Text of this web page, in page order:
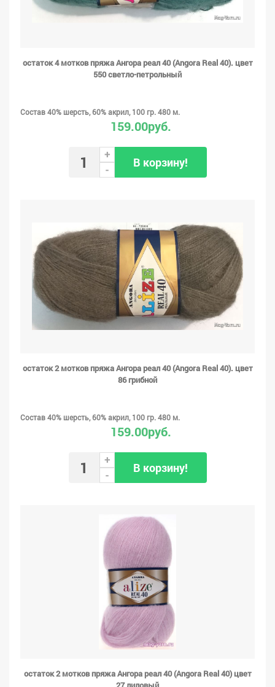
остаток 4 мотков пряжа Ангора реал 40 (Angora Real 40). цвет
550 светло-петрольный
Состав 40% шерсть, 60% акрил, 100 гр. 480 м.
159.00руб.
+
-
В корзину!
остаток 2 мотков пряжа Ангора реал 40 (Angora Real 40). цвет
86 грибной
Состав 40% шерсть, 60% акрил, 100 гр. 480 м.
159.00руб.
+
-
В корзину!
остаток 2 мотков пряжа Ангора реал 40 (Angora Real 40) цвет